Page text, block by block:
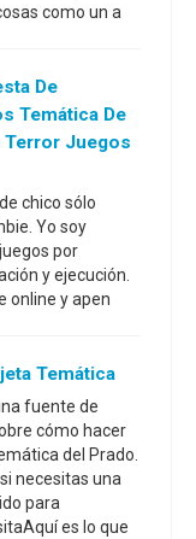
como un a
De
Temática De
Terror Juegos
chico sólo
Yo soy
por
y ejecución.
online y apen
Temática
fuente de
cómo hacer
del Prado.
necesitas una
para
es lo que